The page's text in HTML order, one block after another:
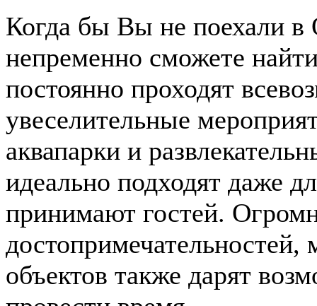
Когда бы Вы не поехали в
непременно сможете
постоянно проходят
увеселительные
аквапарки и
идеально подходят даже
принимают гостей.
достопримечательностей,
объектов также дарят